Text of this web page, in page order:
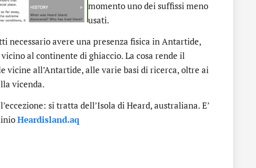
momento uno dei suffissi meno
usati.
necessario avere una presenza fisica in Antartide,
al continente di ghiaccio. La cosa rende il
vicine all’Antartide, alle varie basi di ricerca, oltre ai
vicenda.
si tratta dell’Isola di Heard, australiana. E’
Heardisland.aq